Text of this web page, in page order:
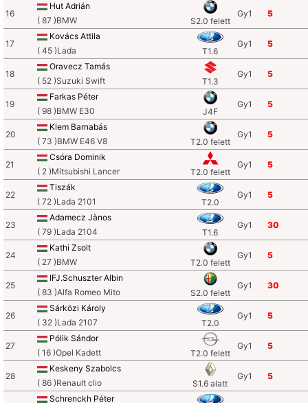
16
Hut Adrián
( 87 )BMW
S2.0 felett
Gy1 5
17
Kovács Attila
( 45 )Lada
T1.6
Gy1 5
18
Oravecz Tamás
( 52 )Suzuki Swift
T1.3
Gy1 5
19
Farkas Péter
( 98 )BMW E30
J4F
Gy1 5
20
Klem Barnabás
( 73 )BMW E46 V8
T2.0 felett
Gy1 5
21
Csóra Dominik
( 2 )Mitsubishi Lancer
T2.0 felett
Gy1 5
22
Tiszák
( 72 )Lada 2101
T2.0
Gy1 5
23
Adamecz Jànos
( 79 )Lada 2104
T1.6
Gy1 30
24
Kathi Zsolt
( 27 )BMW
T2.0 felett
Gy1 5
25
IFJ.Schuszter Albin
( 83 )Alfa Romeo Mito
S2.0 felett
Gy1 30
26
Sárközi Károly
( 32 )Lada 2107
T2.0
Gy1 5
27
Pólik Sándor
( 16 )Opel Kadett
T2.0 felett
Gy1 5
28
Keskeny Szabolcs
( 86 )Renault clio
S1.6 alatt
Gy1 5
Schrenckh Péter